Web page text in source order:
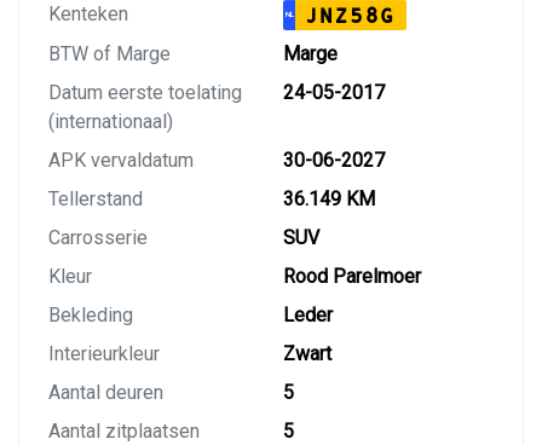
Kenteken NL JNZ58G
BTW of Marge
Marge
Datum eerste toelating
(internationaal)
24-05-2017
APK vervaldatum
30-06-2027
Tellerstand
36.149 KM
Carrosserie
SUV
Kleur
Rood Parelmoer
Bekleding
Leder
Interieurkleur
Zwart
Aantal deuren
5
Aantal zitplaatsen
5